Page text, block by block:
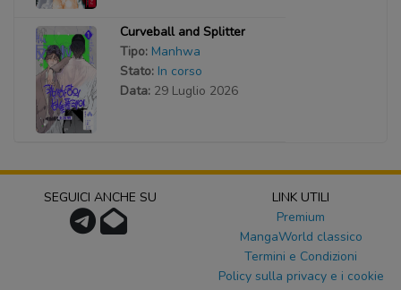
Curveball and Splitter
Tipo: Manhwa
Stato: In corso
Data: 29 Luglio 2026
SEGUICI ANCHE SU
LINK UTILI
Premium
MangaWorld classico
Termini e Condizioni
Policy sulla privacy e i cookie